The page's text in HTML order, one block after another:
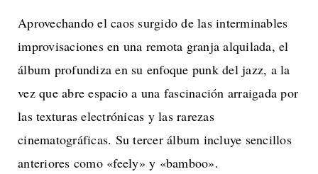
Aprovechando el caos surgido de las interminables
improvisaciones en una remota granja alquilada, el
álbum profundiza en su enfoque punk del jazz, a la
vez que abre espacio a una fascinación arraigada por
las texturas electrónicas y las rarezas
cinematográficas. Su tercer álbum incluye sencillos
anteriores como «feely» y «bamboo».